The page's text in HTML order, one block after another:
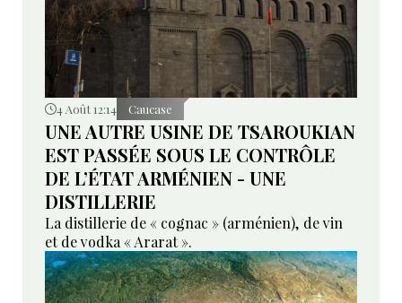
4 Août 12:14 Caucase
UNE AUTRE USINE DE TSAROUKIAN
EST PASSÉE SOUS LE CONTRÔLE
DE L’ÉTAT ARMÉNIEN - UNE
DISTILLERIE
La distillerie de « cognac » (arménien), de vin
et de vodka « Ararat ».